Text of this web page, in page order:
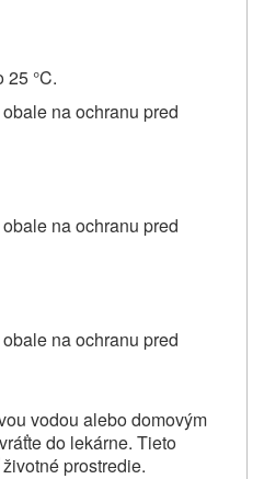
25 °C.
na ochranu pred
na ochranu pred
na ochranu pred
vodou alebo domovým
do lekárne. Tieto
prostredie.